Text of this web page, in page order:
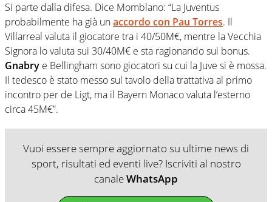
Si parte dalla difesa. Dice Momblano: “La Juventus
probabilmente ha già unaccordo con Pau Torres. Il
Villarreal valuta il giocatore tra i 40/50M€, mentre la Vecchia
Signora lo valuta sui 30/40M€ e sta ragionando sui bonus.
Gnabry e Bellingham sono giocatori su cui la Juve si è mossa.
Il tedesco è stato messo sul tavolo della trattativa al primo
incontro per de Ligt, ma il Bayern Monaco valuta l’esterno
circa 45M€”.
Vuoi essere sempre aggiornato su ultime news di
sport, risultati ed eventi live? Iscriviti al nostro
canaleWhatsApp